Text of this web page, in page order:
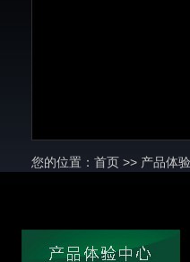
您的位置：首页 >> 产品体